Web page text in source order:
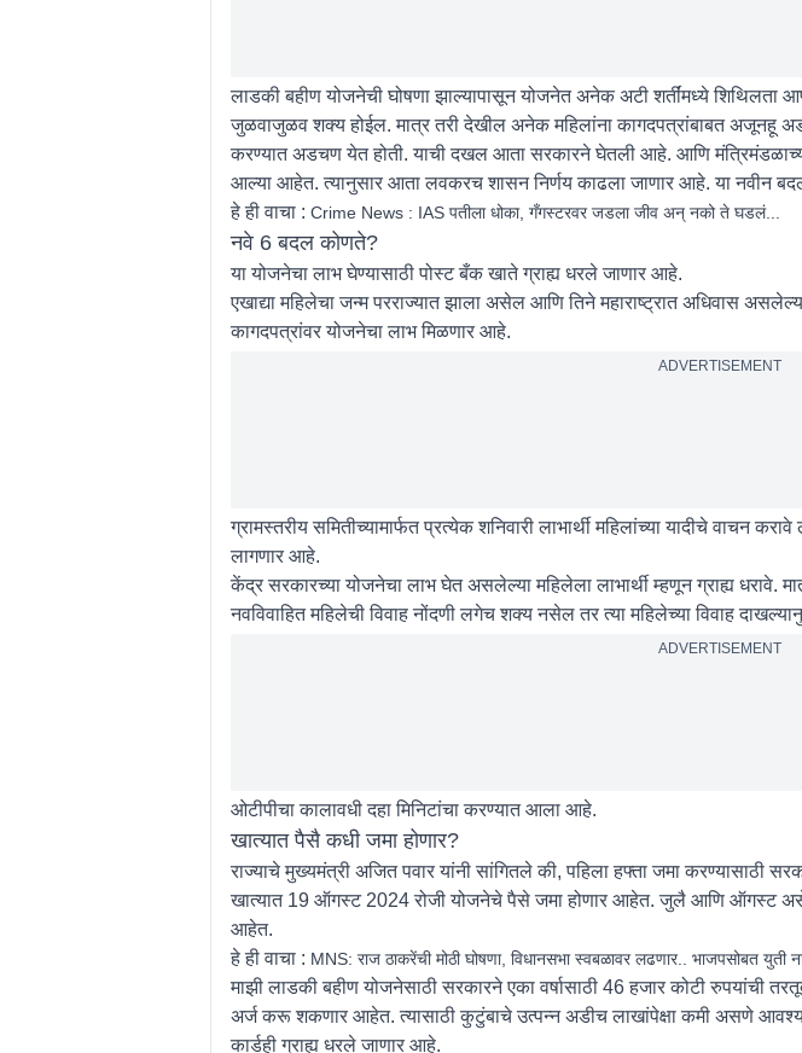
लाडकी बहीण योजनेची घोषणा झाल्यापासून योजनेत अनेक अटी शर्तींमध्ये शिथिलता
जुळवाजुळव शक्य होईल. मात्र तरी देखील अनेक महिलांना कागदपत्रांबाबत अजूनहू
करण्यात अडचण येत होती. याची दखल आता सरकारने घेतली आहे. आणि
आल्या आहेत. त्यानुसार आता लवकरच शासन निर्णय काढला जाणार आहे. या नवीन
हे ही वाचा : Crime News : IAS पतीला धोका, गँगस्टरवर जडला जीव अन् नको ते घडलं...
नवे 6 बदल कोणते?
या योजनेचा लाभ घेण्यासाठी पोस्ट बँक खाते ग्राह्य धरले जाणार आहे.
एखाद्या महिलेचा जन्म परराज्यात झाला असेल आणि तिने महाराष्ट्रात अधिवास
कागदपत्रांवर योजनेचा लाभ मिळणार आहे.
ADVERTISEMENT
ग्रामस्तरीय समितीच्यामार्फत प्रत्येक शनिवारी लाभार्थी महिलांच्या यादीचे वाचन
लागणार आहे.
केंद्र सरकारच्या योजनेचा लाभ घेत असलेल्या महिलेला लाभार्थी म्हणून ग्राह्य धरावे.
नवविवाहित महिलेची विवाह नोंदणी लगेच शक्य नसेल तर त्या महिलेच्या विवाह
ADVERTISEMENT
ओटीपीचा कालावधी दहा मिनिटांचा करण्यात आला आहे.
खात्यात पैसै कधी जमा होणार?
राज्याचे मुख्यमंत्री अजित पवार यांनी सांगितले की, पहिला हफ्ता जमा करण्यासाठी
खात्यात 19 ऑगस्ट 2024 रोजी योजनेचे पैसे जमा होणार आहेत. जुलै आणि ऑगस्ट असे
आहेत.
हे ही वाचा : MNS: राज ठाकरेंची मोठी घोषणा, विधानसभा स्वबळावर लढणार.. भाजपसोबत युती
माझी लाडकी बहीण योजनेसाठी सरकारने एका वर्षासाठी 46 हजार कोटी रुपयांची
अर्ज करू शकणार आहेत. त्यासाठी कुटुंबाचे उत्पन्न अडीच लाखांपेक्षा कमी असणे
कार्डही ग्राह्य धरले जाणार आहे.